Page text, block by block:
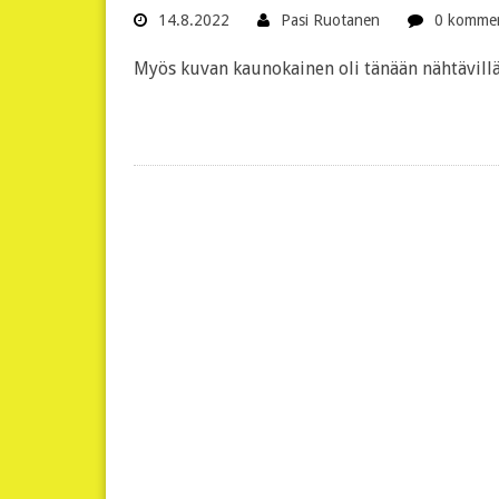
14.8.2022 Pasi Ruotanen 0
Myös kuvan kaunokainen oli tänään